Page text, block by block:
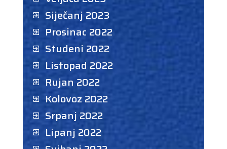
Siječanj 2023
Prosinac 2022
Studeni 2022
Listopad 2022
Rujan 2022
Kolovoz 2022
Srpanj 2022
Lipanj 2022